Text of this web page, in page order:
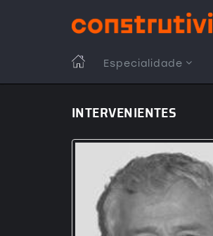
MAIN
NAVIGATION
Especialidade
INTERVENIENTES